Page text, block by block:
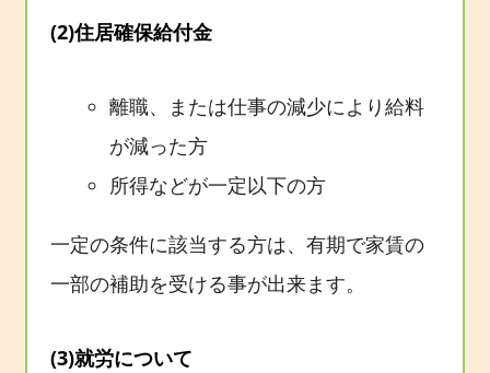
(2)住居確保給付金
離職、または仕事の減少により給料
が減った方
所得などが一定以下の方
一定の条件に該当する方は、有期で家賃の
一部の補助を受ける事が出来ます。
(3)就労について